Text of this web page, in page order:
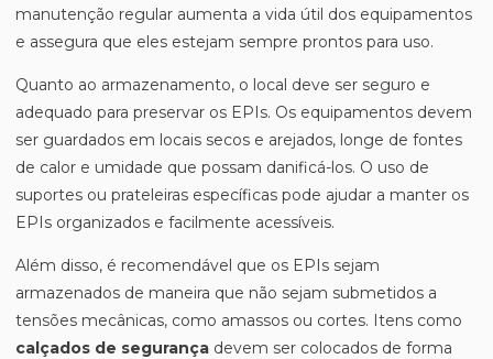
manutenção regular aumenta a vida útil dos equipamentos
e assegura que eles estejam sempre prontos para uso.
Quanto ao armazenamento, o local deve ser seguro e
adequado para preservar os EPIs. Os equipamentos devem
ser guardados em locais secos e arejados, longe de fontes
de calor e umidade que possam danificá-los. O uso de
suportes ou prateleiras específicas pode ajudar a manter os
EPIs organizados e facilmente acessíveis.
Além disso, é recomendável que os EPIs sejam
armazenados de maneira que não sejam submetidos a
tensões mecânicas, como amassos ou cortes. Itens como
calçados de segurança devem ser colocados de forma